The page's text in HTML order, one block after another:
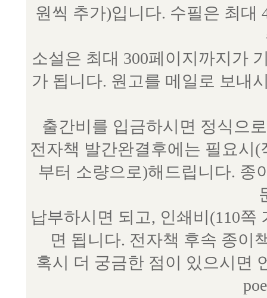
원씩 추가)입니다. 수필은 최대
소설은 최대 300페이지까지가
가 됩니다. 원고를 메일로 보내
출간비를 입금하시면 정식으
전자책 발간완결후에는 필요시
부터 소량으로)해드립니다. 종
납부하시면 되고, 인쇄비(110
면 됩니다. 전자책 후속 종이
혹시 더 궁금한 점이 있으시면